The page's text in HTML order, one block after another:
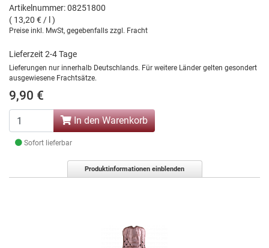
Artikelnummer: 08251800
( 13,20 € / l )
Preise inkl. MwSt, gegebenfalls zzgl. Fracht
Lieferzeit 2-4 Tage
Lieferungen nur innerhalb Deutschlands. Für weitere Länder gelten gesondert
ausgewiesene Frachtsätze.
9,90 €
In den Warenkorb
Sofort lieferbar
Produktinformationen einblenden